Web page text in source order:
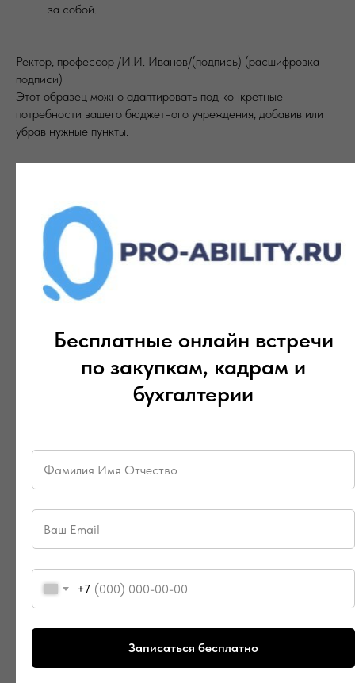
Бесплатные онлайн встречи
по закупкам, кадрам и
бухгалтерии
+7
Записаться бесплатно
за собой.
Ректор, профессор /И.И. Иванов/(подпись) (расшифровка
подписи)
Этот образец можно адаптировать под конкретные
потребности вашего бюджетного учреждения, добавив или
убрав нужные пункты.
2024-11-25 15:30